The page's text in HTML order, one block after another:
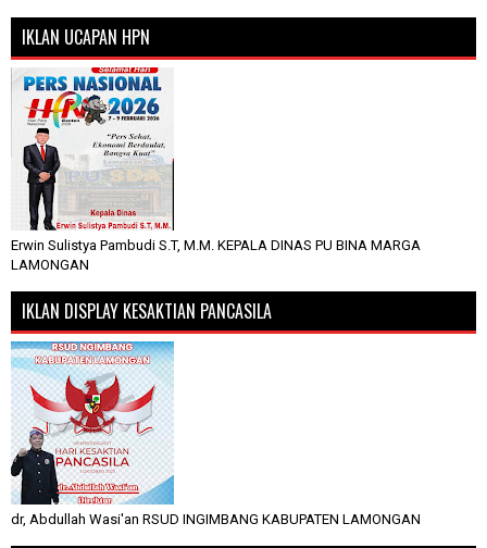
IKLAN UCAPAN HPN
Erwin Sulistya Pambudi S.T, M.M. KEPALA DINAS PU BINA MARGA
LAMONGAN
IKLAN DISPLAY KESAKTIAN PANCASILA
dr, Abdullah Wasi'an RSUD INGIMBANG KABUPATEN LAMONGAN